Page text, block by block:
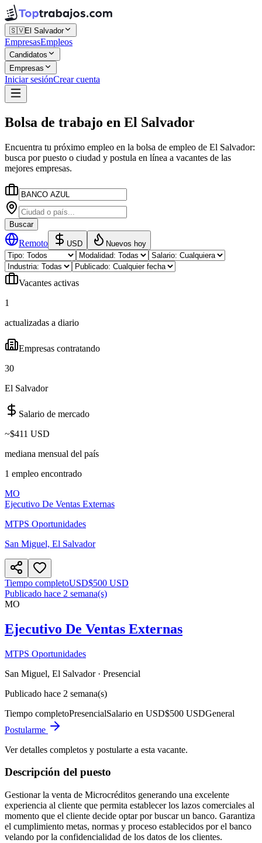
🇸🇻El Salvador
EmpresasEmpleos
Candidatos
Empresas
Iniciar sesiónCrear cuenta
Bolsa de trabajo en El Salvador
Encuentra tu próximo empleo en la bolsa de empleo de El Salvador:
busca por puesto o ciudad y postula en línea a vacantes de las
mejores empresas.
Buscar
Remoto USD Nuevos hoy
Vacantes activas
1
actualizadas a diario
Empresas contratando
30
El Salvador
Salario de mercado
~$411 USD
mediana mensual del país
1 empleo encontrado
MO
Ejecutivo De Ventas Externas
MTPS Oportunidades
San Miguel, El Salvador
Tiempo completoUSD$500 USD
Publicado hace 2 semana(s)
MO
Ejecutivo De Ventas Externas
MTPS Oportunidades
San Miguel, El Salvador· Presencial
Publicado hace 2 semana(s)
Tiempo completoPresencialSalario en USD$500 USDGeneral
Postularme
Ver detalles completos y postularte a esta vacante.
Descripción del puesto
Gestionar la venta de Microcréditos generando una excelente
experiencia al cliente que permita establecer los lazos comerciales al
momento que el cliente decide optar por buscar un banco. Garantiza
el cumplimiento metas, normas y proceso establecidos por el banco
velando por la confidencialidad de los datos de los clientes.